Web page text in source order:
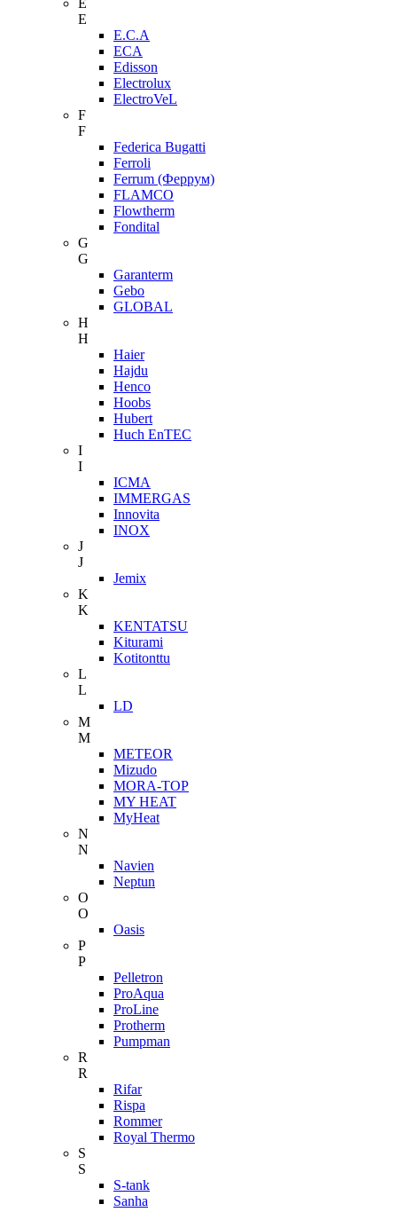
E
E
E.C.A
ECA
Edisson
Electrolux
ElectroVeL
F
F
Federica Bugatti
Ferroli
Ferrum (Феррум)
FLAMCO
Flowtherm
Fondital
G
G
Garanterm
Gebo
GLOBAL
H
H
Haier
Hajdu
Henco
Hoobs
Hubert
Huch EnTEC
I
I
ICMA
IMMERGAS
Innovita
INOX
J
J
Jemix
K
K
KENTATSU
Kiturami
Kotitonttu
L
L
LD
M
M
METEOR
Mizudo
MORA-TOP
MY HEAT
MyHeat
N
N
Navien
Neptun
O
O
Oasis
P
P
Pelletron
ProAqua
ProLine
Protherm
Pumpman
R
R
Rifar
Rispa
Rommer
Royal Thermo
S
S
S-tank
Sanha